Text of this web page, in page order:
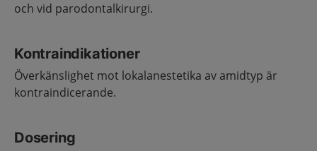
och vid parodontalkirurgi.
Kontraindikationer
Överkänslighet mot lokalanestetika av amidtyp är
kontraindicerande.
Dosering